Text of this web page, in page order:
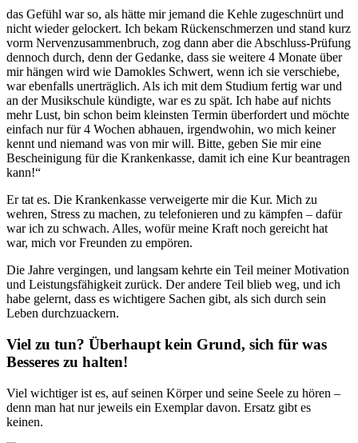
das Gefühl war so, als hätte mir jemand die Kehle zugeschnürt und
nicht wieder gelockert. Ich bekam Rückenschmerzen und stand kurz
vorm Nervenzusammenbruch, zog dann aber die Abschluss-Prüfung
dennoch durch, denn der Gedanke, dass sie weitere 4 Monate über
mir hängen wird wie Damokles Schwert, wenn ich sie verschiebe,
war ebenfalls unerträglich. Als ich mit dem Studium fertig war und
an der Musikschule kündigte, war es zu spät. Ich habe auf nichts
mehr Lust, bin schon beim kleinsten Termin überfordert und möchte
einfach nur für 4 Wochen abhauen, irgendwohin, wo mich keiner
kennt und niemand was von mir will. Bitte, geben Sie mir eine
Bescheinigung für die Krankenkasse, damit ich eine Kur beantragen
kann!“
Er tat es. Die Krankenkasse verweigerte mir die Kur. Mich zu
wehren, Stress zu machen, zu telefonieren und zu kämpfen – dafür
war ich zu schwach. Alles, wofür meine Kraft noch gereicht hat
war, mich vor Freunden zu empören.
Die Jahre vergingen, und langsam kehrte ein Teil meiner Motivation
und Leistungsfähigkeit zurück. Der andere Teil blieb weg, und ich
habe gelernt, dass es wichtigere Sachen gibt, als sich durch sein
Leben durchzuackern.
Viel zu tun? Überhaupt kein Grund, sich für was
Besseres zu halten!
Viel wichtiger ist es, auf seinen Körper und seine Seele zu hören –
denn man hat nur jeweils ein Exemplar davon. Ersatz gibt es
keinen.